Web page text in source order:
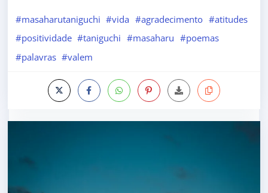
#masaharutaniguchi #vida #agradecimento #atitudes
#positividade #taniguchi #masaharu #poemas
#palavras #valem